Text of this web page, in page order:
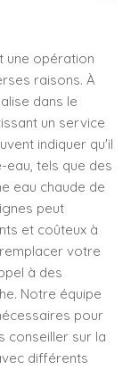
une opération
raisons. À
dans le
un service
indiquer qu'il
tels que des
eau chaude de
peut
et coûteux à
votre
à des
Notre équipe
pour
conseiller sur la
différents